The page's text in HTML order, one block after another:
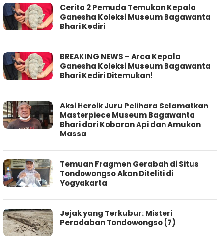
Cerita 2 Pemuda Temukan Kepala
Ganesha Koleksi Museum Bagawanta
Bhari Kediri
BREAKING NEWS – Arca Kepala
Ganesha Koleksi Museum Bagawanta
Bhari Kediri Ditemukan!
Aksi Heroik Juru Pelihara Selamatkan
Masterpiece Museum Bagawanta
Bhari dari Kobaran Api dan Amukan
Massa
Temuan Fragmen Gerabah di Situs
Tondowongso Akan Diteliti di
Yogyakarta
Jejak yang Terkubur: Misteri
Peradaban Tondowongso (7)